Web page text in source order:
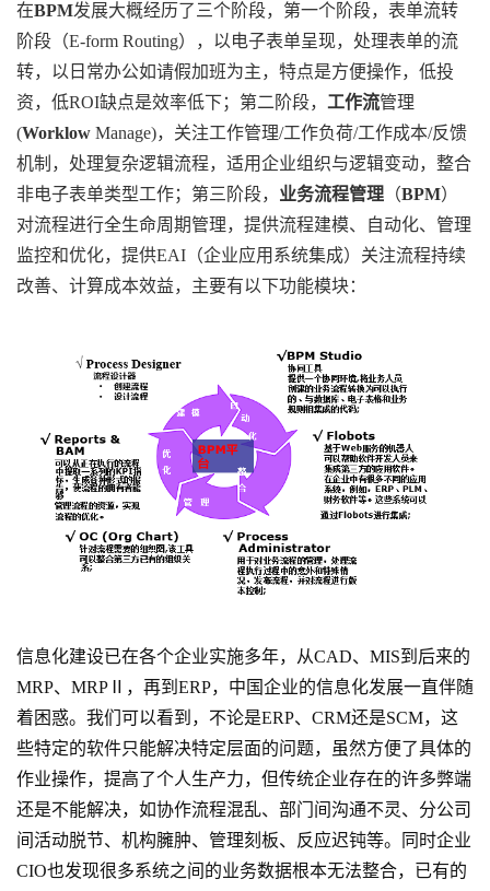
在BPM发展大概经历了三个阶段，第一个阶段，表单流转
阶段（E-form Routing），以电子表单呈现，处理表单的流
转，以日常办公如请假加班为主，特点是方便操作，低投
资，低ROI缺点是效率低下；第二阶段， 工作流管理
(Worklow Manage)，关注工作管理/工作负荷/工作成本/反馈
机制，处理复杂逻辑流程，适用企业组织与逻辑变动，整合
非电子表单类型工作；第三阶段， 业务流程管理 （BPM）
对流程进行全生命周期管理，提供流程建模、自动化、管理
监控和优化，提供EAI（企业应用系统集成）关注流程持续
改善、计算成本效益，主要有以下功能模块：
信息化建设已在各个企业实施多年，从CAD、MIS到后来的
MRP、MRPⅡ，再到ERP，中国企业的信息化发展一直伴随
着困惑。我们可以看到，不论是ERP、CRM还是SCM，这
些特定的软件只能解决特定层面的问题，虽然方便了具体的
作业操作，提高了个人生产力，但传统企业存在的许多弊端
还是不能解决，如协作流程混乱、部门间沟通不灵、分公司
间活动脱节、机构臃肿、管理刻板、反应迟钝等。同时企业
CIO也发现很多系统之间的业务数据根本无法整合，已有的